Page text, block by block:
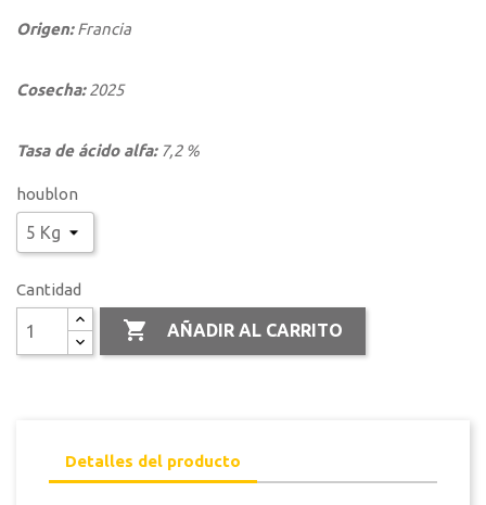
Origen:Francia
Cosecha:2025
Tasa de ácido alfa:7,2 %
houblon
Cantidad
 AÑADIR AL CARRITO
Detalles del producto